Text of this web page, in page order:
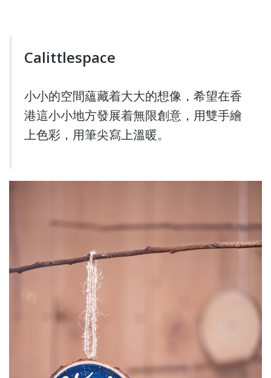
Calittlespace
小小的空間蘊藏着大大的想像，希望在香
港這小小地方發展着無限創意，用雙手繪
上色彩，用筆尖寫上溫暖。